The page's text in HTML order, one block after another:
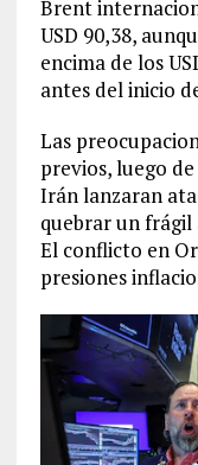
Brent
USD 90,38,
encima de los
antes del inicio
Las
previos, luego
Irán lanzaran
quebrar un frágil
El conflicto en
presiones